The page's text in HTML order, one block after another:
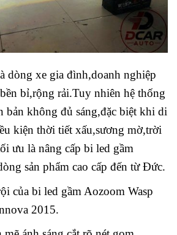
dòng xe gia đình,doanh nghiệp
bỉ,rộng rải.Tuy nhiên hệ thống
bản không đủ sáng,đặc biệt khi di
kiện thời tiết xấu,sương mờ,trời
ưu là nâng cấp bi led gầm
sản phẩm cao cấp đến từ Đức.
của bi led gầm Aozoom Wasp
2015.